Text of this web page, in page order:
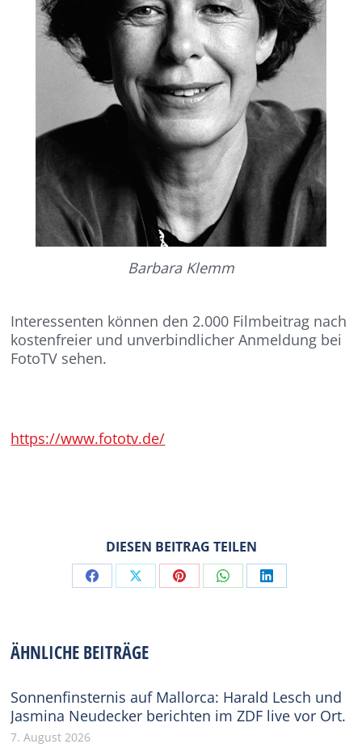
Barbara Klemm
Interessenten können den 2.000 Filmbeitrag nach
kostenfreier und unverbindlicher Anmeldung bei
FotoTV sehen.
https://www.fototv.de/
DIESEN BEITRAG TEILEN
Share Share Share Share Share
ÄHNLICHE BEITRÄGE
Sonnenfinsternis auf Mallorca: Harald Lesch und
Jasmina Neudecker berichten im ZDF live vor Ort.
7. August 2026